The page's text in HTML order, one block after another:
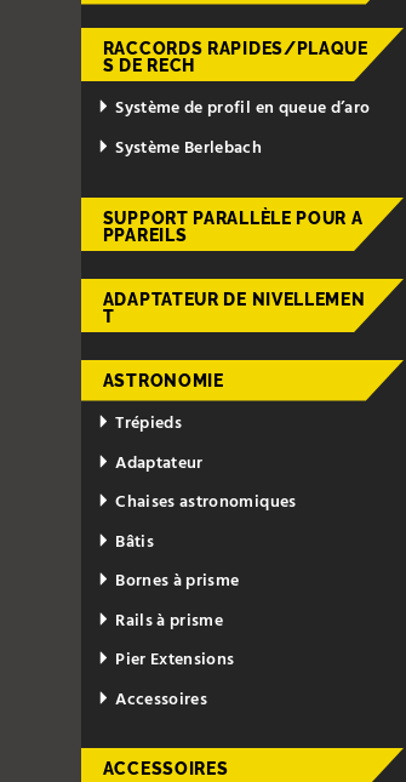
RACCORDS RAPIDES/PLAQUE
S DE RECH
Système de profil en queue d’aro
Système Berlebach
SUPPORT PARALLÈLE POUR A
PPAREILS
ADAPTATEUR DE NIVELLEMEN
T
ASTRONOMIE
Trépieds
Adaptateur
Chaises astronomiques
Bâtis
Bornes à prisme
Rails à prisme
Pier Extensions
Accessoires
ACCESSOIRES